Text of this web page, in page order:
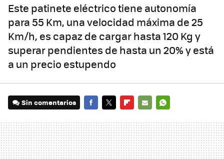
Este patinete eléctrico tiene autonomía
para 55 Km, una velocidad máxima de 25
Km/h, es capaz de cargar hasta 120 Kg y
superar pendientes de hasta un 20% y está
a un precio estupendo
Sin comentarios
MAIL